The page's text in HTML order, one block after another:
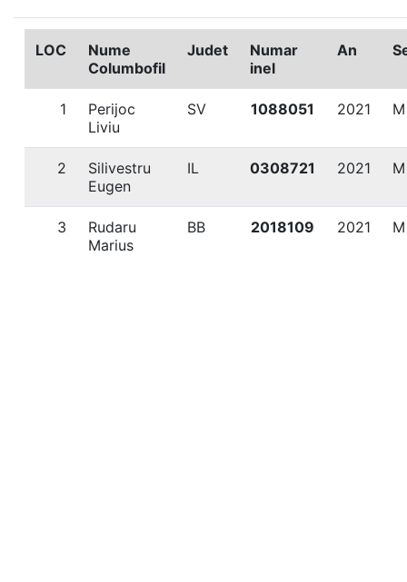
LOC
Nume
Columbofil
Judet
Numar
inel
An
1
Perijoc
Liviu
SV 1088051 2021 M
2
Silivestru
Eugen
IL 0308721 2021 M
3
Rudaru
Marius
BB 2018109 2021 M